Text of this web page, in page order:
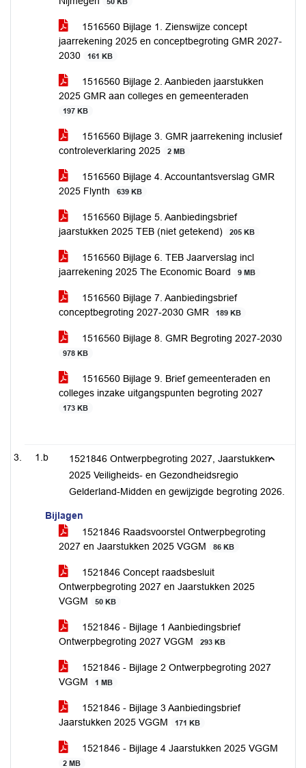
1516560 Bijlage 1. Zienswijze concept
jaarrekening 2025 en conceptbegroting GMR 2027-
2030
161 KB
1516560 Bijlage 2. Aanbieden jaarstukken
2025 GMR aan colleges en gemeenteraden
197 KB
1516560 Bijlage 3. GMR jaarrekening inclusief
controleverklaring 2025
2 MB
1516560 Bijlage 4. Accountantsverslag GMR
2025 Flynth
639 KB
1516560 Bijlage 5. Aanbiedingsbrief
jaarstukken 2025 TEB (niet getekend)
205 KB
1516560 Bijlage 6. TEB Jaarverslag incl
jaarrekening 2025 The Economic Board
9 MB
1516560 Bijlage 7. Aanbiedingsbrief
conceptbegroting 2027-2030 GMR
189 KB
1516560 Bijlage 8. GMR Begroting 2027-2030
978 KB
1516560 Bijlage 9. Brief gemeenteraden en
colleges inzake uitgangspunten begroting 2027
173 KB
1.b
1521846 Ontwerpbegroting 2027, Jaarstukken
2025 Veiligheids- en Gezondheidsregio
Gelderland-Midden en gewijzigde begroting 2026.
Bijlagen
1521846 Raadsvoorstel Ontwerpbegroting
2027 en Jaarstukken 2025 VGGM
86 KB
1521846 Concept raadsbesluit
Ontwerpbegroting 2027 en Jaarstukken 2025
VGGM
50 KB
1521846 - Bijlage 1 Aanbiedingsbrief
Ontwerpbegroting 2027 VGGM
293 KB
1521846 - Bijlage 2 Ontwerpbegroting 2027
VGGM
1 MB
1521846 - Bijlage 3 Aanbiedingsbrief
Jaarstukken 2025 VGGM
171 KB
1521846 - Bijlage 4 Jaarstukken 2025 VGGM
2 MB